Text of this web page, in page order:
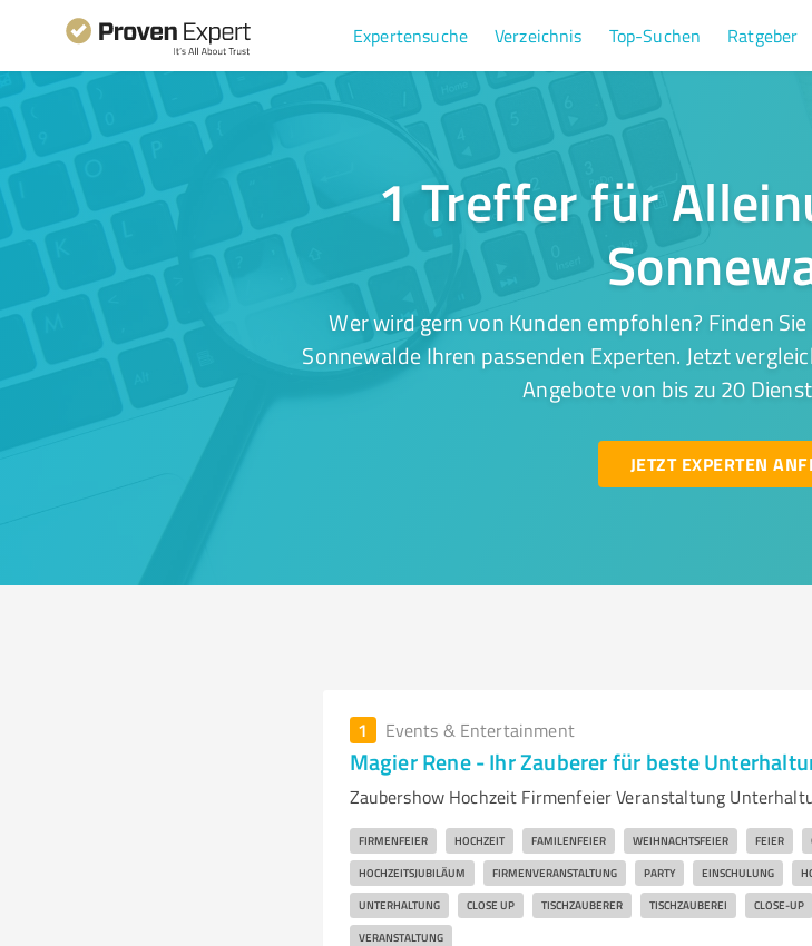
Expertensuche Verzeichnis Top-Suchen Ratgeber
1 Treffer für
Wer wird gern von Kunden empfohlen? Finden
Sonnewalde Ihren passenden Experten. Jetzt
Angebote von bis zu 20
JETZT EXPERTEN
1 Events & Entertainment
Magier Rene - Ihr Zauberer für beste
Zaubershow Hochzeit Firmenfeier Veranstaltung
FIRMENFEIER HOCHZEIT FAMILENFEIER WEIHNACHTSFEIER FEIER
HOCHZEITSJUBILÄUM FIRMENVERANSTALTUNG PARTY EINSCHULUNG
UNTERHALTUNG CLOSE UP TISCHZAUBERER TISCHZAUBEREI CLOSE-UP
VERANSTALTUNG